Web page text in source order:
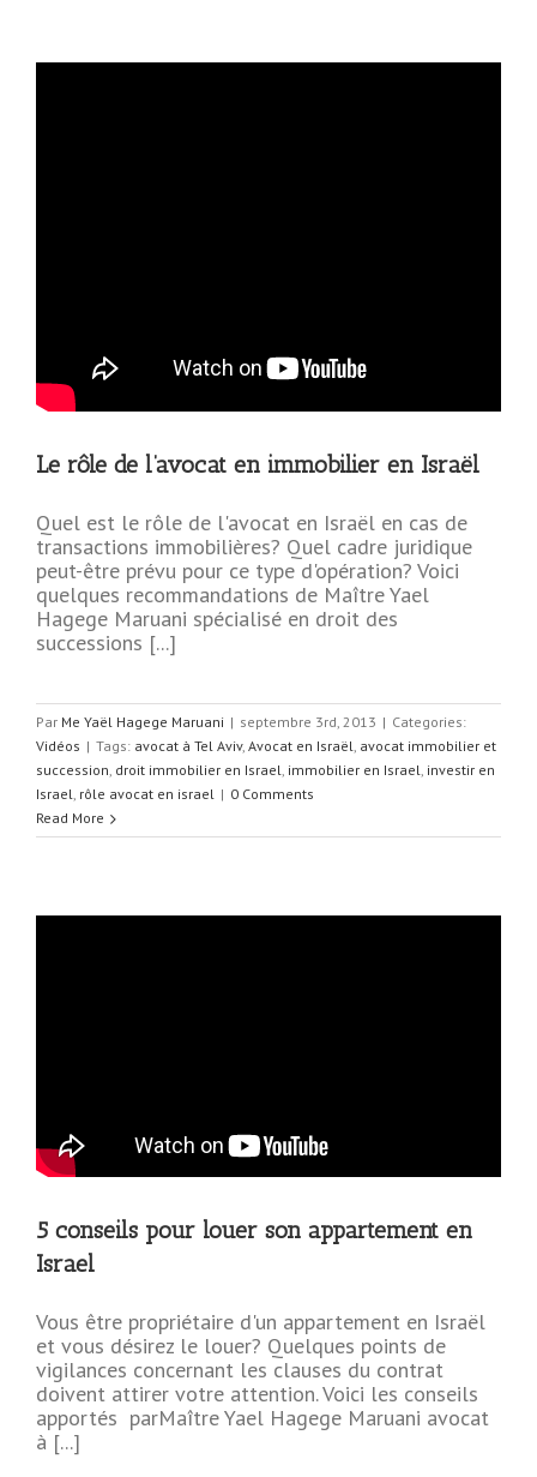
Le rôle de l’avocat en immobilier en Israël
Quel est le rôle de l'avocat en Israël en cas de
transactions immobilières? Quel cadre juridique
peut-être prévu pour ce type d'opération? Voici
quelques recommandations de Maître Yael
Hagege Maruani spécialisé en droit des
successions [...]
Par Me Yaël Hagege Maruani | septembre 3rd, 2013 | Categories:
Vidéos | Tags: avocat à Tel Aviv, Avocat en Israël, avocat immobilier et
succession, droit immobilier en Israel, immobilier en Israel, investir en
Israel, rôle avocat en israel | 0 Comments
Read More
5 conseils pour louer son appartement en
Israel
Vous être propriétaire d'un appartement en Israël
et vous désirez le louer? Quelques points de
vigilances concernant les clauses du contrat
doivent attirer votre attention. Voici les conseils
apportés parMaître Yael Hagege Maruani avocat
à [...]